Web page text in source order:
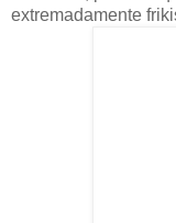
extremadamente